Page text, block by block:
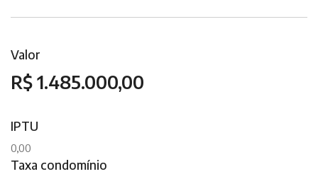
Valor
R$ 1.485.000,00
IPTU
0,00
Taxa condomínio